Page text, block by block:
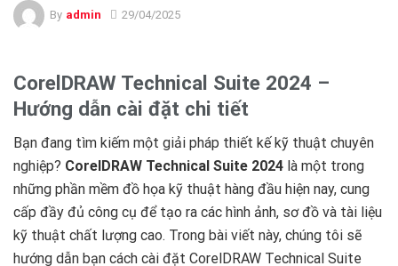
By admin 29/04/2025
CorelDRAW Technical Suite 2024 –
Hướng dẫn cài đặt chi tiết
Bạn đang tìm kiếm một giải pháp thiết kế kỹ thuật chuyên
nghiệp? CorelDRAW Technical Suite 2024 là một trong
những phần mềm đồ họa kỹ thuật hàng đầu hiện nay, cung
cấp đầy đủ công cụ để tạo ra các hình ảnh, sơ đồ và tài liệu
kỹ thuật chất lượng cao. Trong bài viết này, chúng tôi sẽ
hướng dẫn bạn cách cài đặt CorelDRAW Technical Suite